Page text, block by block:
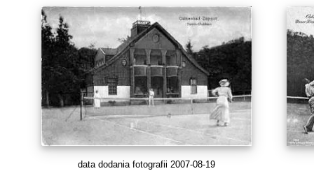
data dodania fotografii 2007-08-19